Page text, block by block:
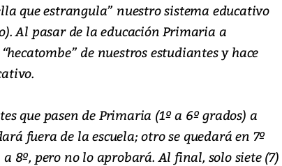
que estrangula” nuestro sistema educativo
Al pasar de la educación Primaria a
de nuestros estudiantes y hace
que pasen de Primaria (1º a 6º grados) a
fuera de la escuela; otro se quedará en 7º
8º, pero no lo aprobará. Al final, solo siete (7)